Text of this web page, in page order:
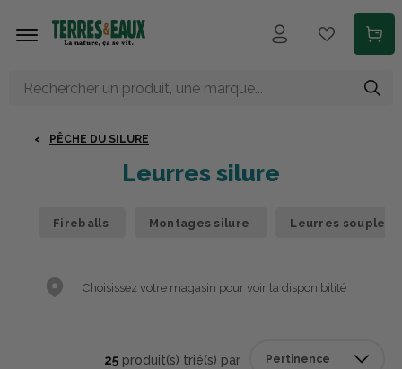
PÊCHE DU SILURE
Leurres silure
Fireballs Montages silure Leurres souples
Choisissez votre magasin pour voir la disponibilité
25 produit(s) trié(s) par